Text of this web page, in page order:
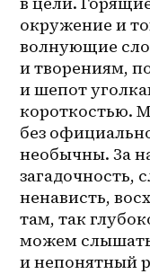
окружение и
волнующие
и творениям,
и шепот
короткостью.
без
необычны. За
загадочность,
ненависть,
там, так
можем
и непонятный